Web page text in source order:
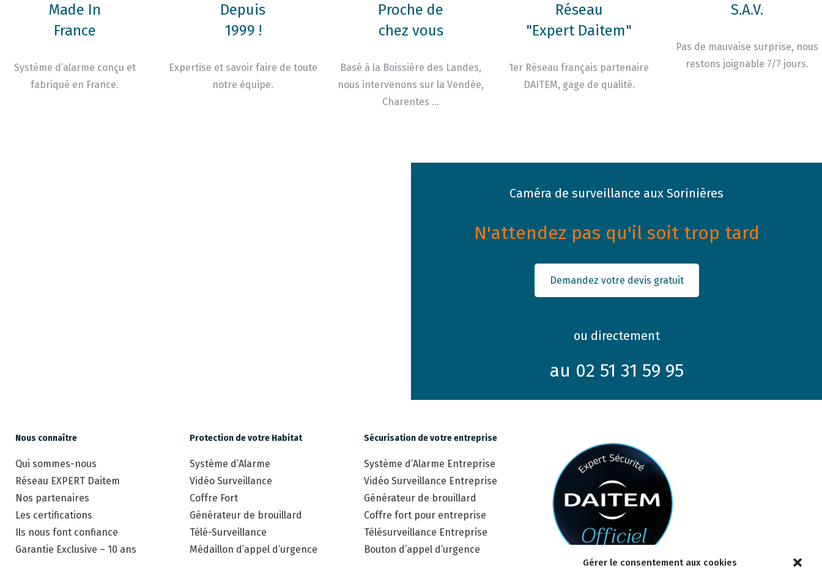
Gérer le consentement aux cookies
Made In
France
Système d’alarme conçu et
fabriqué en France.
Depuis
1999 !
Expertise et savoir faire de toute
notre équipe.
Proche de
chez vous
Basé à la Boissière des Landes,
nous intervenons sur la Vendée,
Charentes …
Réseau
"Expert Daitem"
1er Réseau français partenaire
DAITEM, gage de qualité.
S.A.V.
Pas de mauvaise surprise, nous
restons joignable 7/7 jours.
Caméra de surveillance aux Sorinières
N'attendez pas qu'il soit trop tard
Demandez votre devis gratuit
ou directement
au 02 51 31 59 95
Nous connaître
Qui sommes-nous
Réseau EXPERT Daitem
Nos partenaires
Les certifications
Ils nous font confiance
Garantie Exclusive – 10 ans
Protection de votre Habitat
Système d’Alarme
Vidéo Surveillance
Coffre Fort
Générateur de brouillard
Télé-Surveillance
Médaillon d’appel d’urgence
Sécurisation de votre entreprise
Système d’Alarme Entreprise
Vidéo Surveillance Entreprise
Générateur de brouillard
Coffre fort pour entreprise
Télésurveillance Entreprise
Bouton d’appel d’urgence